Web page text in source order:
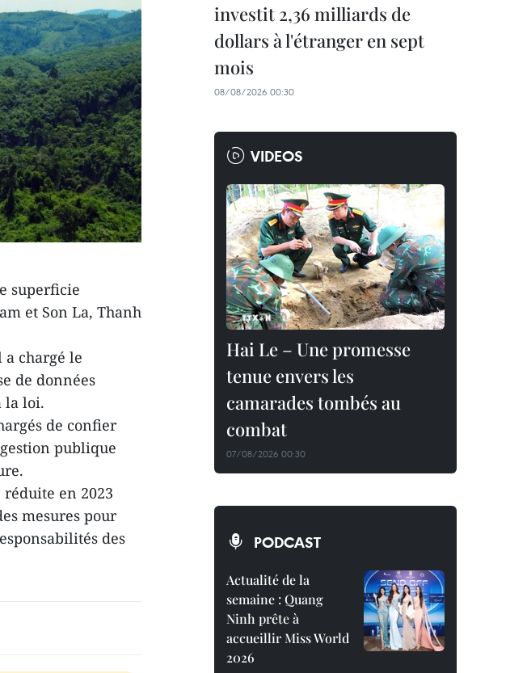
superficie
et Son La, Thanh
chargé le
de données
la loi.
de confier
publique
en 2023
mesures pour
des
investit 2,36 milliards de
dollars à l'étranger en sept
mois
08/08/2026 00:30
VIDEOS
Hai Le – Une promesse
tenue envers les
camarades tombés au
combat
07/08/2026 00:30
PODCAST
Actualité de la
semaine : Quang
Ninh prête à
accueillir Miss World
2026